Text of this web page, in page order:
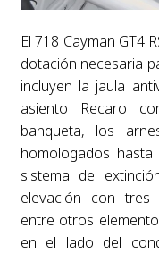
El 718 Cayman GT4
dotación necesaria
incluyen la jaula
asiento Recaro
banqueta, los
homologados
sistema de
elevación con tres
entre otros
en el lado del